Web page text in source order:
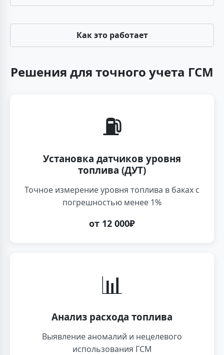
Как это работает
Решения для точного учета ГСМ
⛽
Установка датчиков уровня
топлива (ДУТ)
Точное измерение уровня топлива в баках с
погрешностью менее 1%
от 12 000₽
📊
Анализ расхода топлива
Выявление аномалий и нецелевого
использования ГСМ